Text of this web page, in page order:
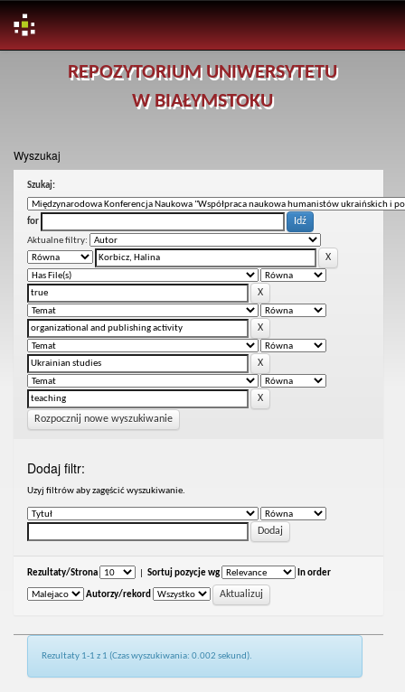
REPOZYTORIUM UNIWERSYTETU
W BIAŁYMSTOKU
Wyszukaj
Szukaj:
for
Aktualne filtry:
Rozpocznij nowe wyszukiwanie
Dodaj filtr:
Uzyj filtrów aby zagęścić wyszukiwanie.
Rezultaty/Strona Sortuj pozycje wg In order
Autorzy/rekord
Rezultaty 1-1 z 1 (Czas wyszukiwania: 0.002 sekund).